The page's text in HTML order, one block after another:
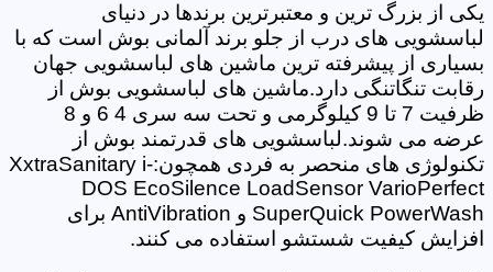
یکی از بزرگ ترین و معتبرترین برندها در دنیای
لباسشویی های درب از جلو برند آلمانی بوش است که با
بسیاری از پیشرفته ترین ماشین های لباسشویی جهان
رقابت تنگاتنگی دارد.ماشین های لباسشویی بوش از
ظرفیت 7 تا 9 کیلوگرمی و تحت سه سری 4 6 و 8
عرضه می شوند.لباسشویی های قدرتمند بوش از
تکنولوژی های منحصر به فردی همچون:XxtraSanitary i-
DOS EcoSilence LoadSensor VarioPerfect
SuperQuick PowerWash و AntiVibration برای
افزایش کیفیت شستشو استفاده می کنند.